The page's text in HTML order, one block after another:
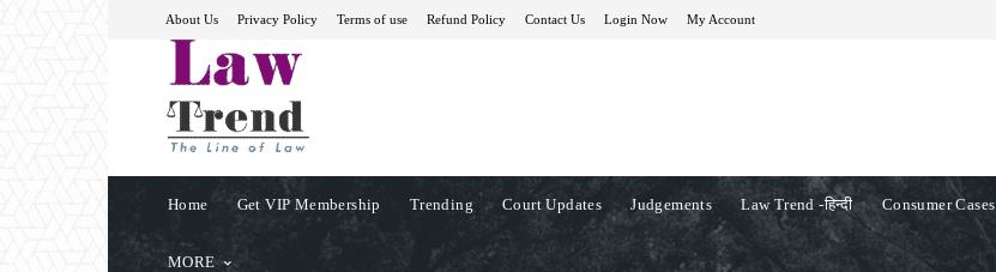
About Us Privacy Policy Terms of use Refund Policy Contact Us Login Now My Account
Home Get VIP Membership Trending Court Updates Judgements Law Trend -हिन्दी Consumer Cases
MORE